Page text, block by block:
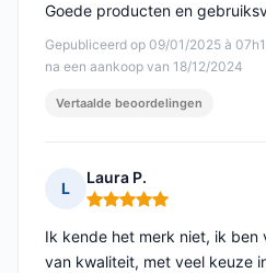
Gepubliceerd op 09/01/2025 à
na een aankoop van 18/12/2024
Goede producten en
Vertaalde beoordelingen
L
Laura P.
Opmerking: 5 van 5
Ik kende het merk niet, ik ben
van kwaliteit, met veel keuze